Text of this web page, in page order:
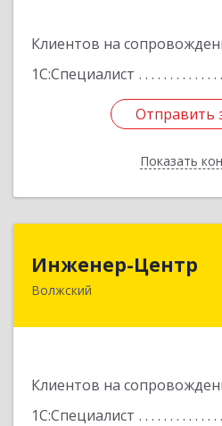
Клиентов на
1С:Специалист
Отправить
Показать
Отправить
Назад
Инженер-Центр
Волжский
Клиентов на
1С:Специалист
404120,